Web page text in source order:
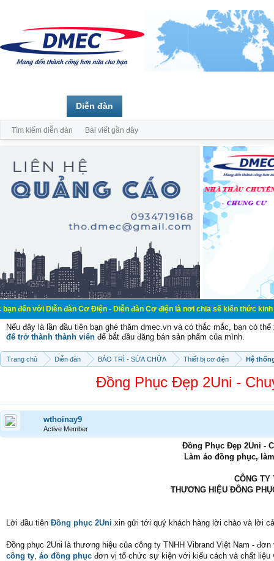
Diễn đàn Cơ Điện - Diễn đàn Cơ điện là nơi chia sẽ kiến thức kinh nghiệm
Nếu đây là lần đầu tiên bạn ghé thăm dmec.vn và có thắc mắc, bạn có
để trở thành thành viên để bắt đầu đăng bán sản phẩm của mình.
Trang chủ Diễn đàn BẢO TRÌ - SỬA CHỮA Thiết bị cơ điện Hệ
Đồng Phục Đẹp 2Uni -
wthoinay9
Active Member
Đồng Phục Đẹp 2Uni -
Làm áo đồng phục,
CÔNG TY
THƯƠNG HIỆU ĐỒNG
Lời đầu tiên Đồng phục 2Uni xin gửi tới quý khách hàng lời chào và lời
Đồng phục 2Uni là thương hiệu của công ty TNHH Vibrand Việt Nam -
công ty, áo đồng phục đơn vị tổ chức sự kiện với kiểu cách và chất liệu
Diễn đàn
Tìm kiếm diễn đàn Bài viết gần đây